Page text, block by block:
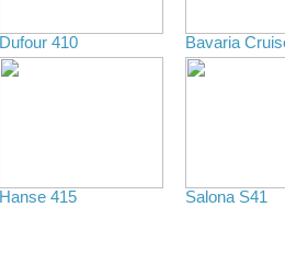
Dufour 410 Bavaria
Hanse 415 Salona S41